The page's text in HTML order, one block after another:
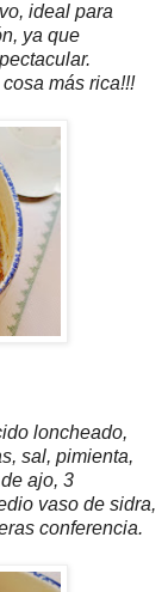
ideal para
ya que
más rica!!!
loncheado,
sal, pimienta,
ajo, 3
vaso de sidra,
conferencia.